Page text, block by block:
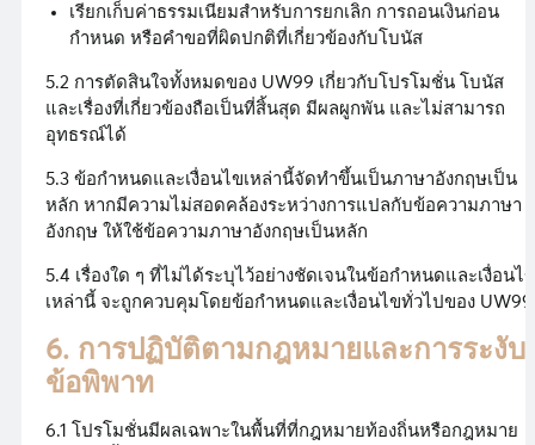
เรียกเก็บค่าธรรมเนียมสำหรับการยกเลิก การถอนเงินก่อน
กำหนด หรือคำขอที่ผิดปกติที่เกี่ยวข้องกับโบนัส
5.2 การตัดสินใจทั้งหมดของ UW99 เกี่ยวกับโปรโมชั่น โบนัส
และเรื่องที่เกี่ยวข้องถือเป็นที่สิ้นสุด มีผลผูกพัน และไม่สามารถ
อุทธรณ์ได้
5.3 ข้อกำหนดและเงื่อนไขเหล่านี้จัดทำขึ้นเป็นภาษาอังกฤษเป็น
หลัก หากมีความไม่สอดคล้องระหว่างการแปลกับข้อความภาษา
อังกฤษ ให้ใช้ข้อความภาษาอังกฤษเป็นหลัก
5.4 เรื่องใด ๆ ที่ไม่ได้ระบุไว้อย่างชัดเจนในข้อกำหนดและเงื่อนไข
เหล่านี้ จะถูกควบคุมโดยข้อกำหนดและเงื่อนไขทั่วไปของ UW99
6. การปฏิบัติตามกฎหมายและการระงับ
ข้อพิพาท
6.1 โปรโมชั่นมีผลเฉพาะในพื้นที่ที่กฎหมายท้องถิ่นหรือกฎหมาย